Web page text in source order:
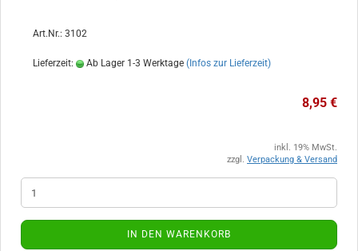
Art.Nr.: 3102
Lieferzeit: Ab Lager 1-3 Werktage (Infos zur Lieferzeit)
8,95 €
inkl. 19% MwSt.
zzgl. Verpackung & Versand
IN DEN WARENKORB